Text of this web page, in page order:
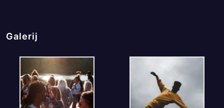
Galerij